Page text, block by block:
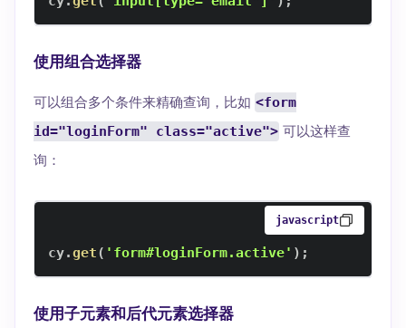
使用组合选择器
可以组合多个条件来精确查询，比如 <form
id="loginForm" class="active"> 可以这样查
询：
javascript
cy.get( 'form#loginForm.active' ) ;
使用子元素和后代元素选择器